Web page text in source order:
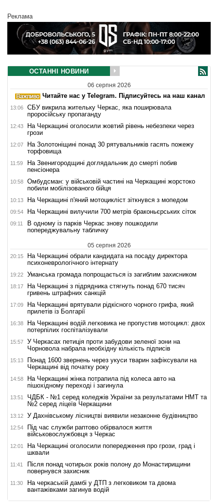
Реклама
ОСТАННІ НОВИНИ
06 серпня 2026
Читайте нас у Telegram. Підписуйтесь на наш канал
13:06
СБУ викрила жительку Черкас, яка поширювала
проросійську пропаганду
12:43
На Черкащині оголосили жовтий рівень небезпеки через
грози
12:07
На Золотоніщині понад 30 рятувальників гасять пожежу
торфовища
11:59
На Звенигородщині доглядальник до смерті побив
пенсіонера
10:58
Омбудсман: у військовій частині на Черкащині жорстоко
побили мобілізованого бійця
10:13 На Черкащині п'яний мотоцикліст зіткнувся з мопедом
09:54 На Черкащині вилучили 700 метрів браконьєрських сіток
09:11
В одному із парків Черкас знову пошкодили
попереджувальну табличку
05 серпня 2026
20:15
На Черкащині обрали кандидата на посаду директора
психоневрологічного інтернату
19:22 Уманська громада попрощається із загиблим захисником
18:17
На Черкащині з підрядника стягнуть понад 670 тисяч
гривень штрафних санкцій
17:09
На Черкащині врятували рідкісного чорного грифа, який
прилетів із Болгарії
16:38
На Черкащині водій легковика не пропустив мотоцикл: двох
потерпілих госпіталізували
15:57
У Черкасах петиція проти забудови зеленої зони на
Чорновола набрала необхідну кількість підписів
15:13
Понад 1600 звернень через укуси тварин зафіксували на
Черкащині від початку року
14:58
На Черкащині жінка потрапила під колеса авто на
пішохідному переході і загинула
13:51
ЧДБК - №1 серед коледжів України за результатами НМТ та
№2 серед ліцеїв Черкащини
13:12 У Дахнівському лісництві виявили незаконне будівництво
12:54
Під час служби раптово обірвалося життя
військовослужбовця з Черкас
12:01
На Черкащині оголосили попередження про грози, град і
шквали
11:41
Після понад чотирьох років полону до Монастирищини
повернувся захисник
11:30
На черкаській дамбі у ДТП з легковиком та двома
вантажівками загинув водій